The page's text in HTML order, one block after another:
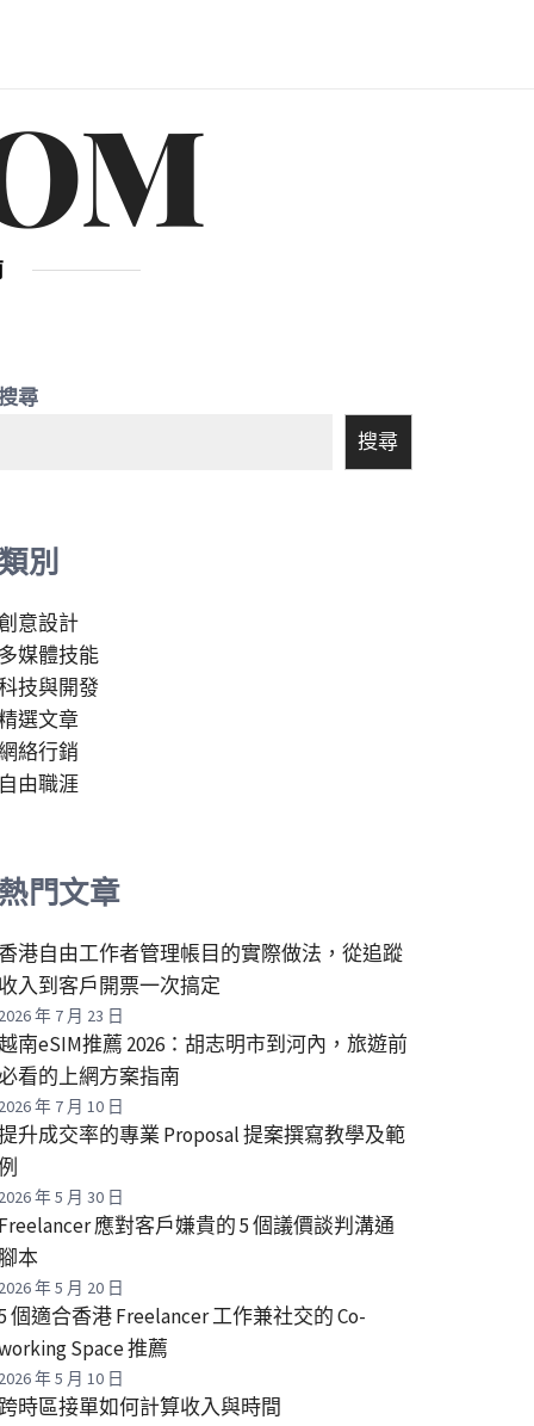
尋
搜尋
別
意設計
多媒體技能
技與開發
選文章
絡行銷
自由職涯
熱門文章
香港自由工作者管理帳目的實際做法，從追蹤
收入到客戶開票一次搞定
2026 年 7 月 23 日
南eSIM推薦 2026：胡志明市到河內，旅遊前
看的上網方案指南
2026 年 7 月 10 日
升成交率的專業 Proposal 提案撰寫教學及範
2026 年 5 月 30 日
Freelancer 應對客戶嫌貴的 5 個議價談判溝通
腳本
2026 年 5 月 20 日
個適合香港 Freelancer 工作兼社交的 Co-
Space 推薦
2026 年 5 月 10 日
跨時區接單如何計算收入與時間